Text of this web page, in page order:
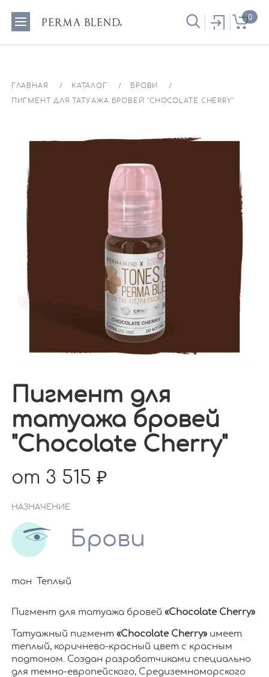
0
ГЛАВНАЯ КАТАЛОГ БРОВИ
ПИГМЕНТ ДЛЯ ТАТУАЖА БРОВЕЙ "CHOCOLATE CHERRY"
Пигмент для
татуажа бровей
"Chocolate Cherry"
от 3 515
НАЗНАЧЕНИЕ
Брови
тон Теплый
Пигмент для татуажа бровей «Chocolate Cherry»
Татуажный пигмент «Chocolate Cherry»имеет
теплый, коричнево-красный цвет с красным
подтоном. Создан разработчиками специально
для темно-европейского, Средиземноморского